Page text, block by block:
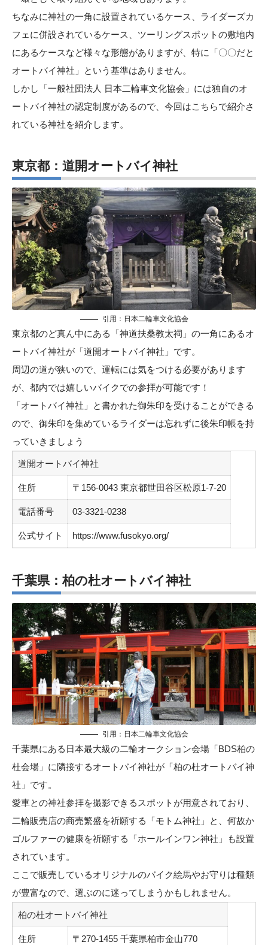
ちなみに神社の一角に設置されているケース、ライダーズカ
フェに併設されているケース、ツーリングスポットの敷地内
にあるケースなど様々な形態がありますが、特に「〇〇だと
オートバイ神社」という基準はありません。
しかし「一般社団法人 日本二輪車文化協会」には独自のオ
ートバイ神社の認定制度があるので、今回はこちらで紹介さ
れている神社を紹介します。
東京都：道開オートバイ神社
引用： 日本二輪車文化協会
東京都のど真ん中にある「神道扶桑教太祠」の一角にあるオ
ートバイ神社が「道開オートバイ神社」です。
周辺の道が狭いので、運転には気をつける必要があります
が、都内では嬉しいバイクでの参拝が可能です！
「オートバイ神社」と書かれた御朱印を受けることができる
ので、御朱印を集めているライダーは忘れずに後朱印帳を持
っていきましょう
道開オートバイ神社
住所 〒156-0043 東京都世田谷区松原1-7-20
電話番号 03-3321-0238
公式サイト https://www.fusokyo.org/
千葉県：柏の杜オートバイ神社
引用： 日本二輪車文化協会
千葉県にある日本最大級の二輪オークション会場「BDS柏の
杜会場」に隣接するオートバイ神社が「柏の杜オートバイ神
社」です。
愛車との神社参拝を撮影できるスポットが用意されており、
二輪販売店の商売繁盛を祈願する「モトム神社」と、何故か
ゴルファーの健康を祈願する「ホールインワン神社」も設置
されています。
ここで販売しているオリジナルのバイク絵馬やお守りは種類
が豊富なので、選ぶのに迷ってしまうかもしれません。
柏の杜オートバイ神社
住所 〒270-1455 千葉県柏市金山770